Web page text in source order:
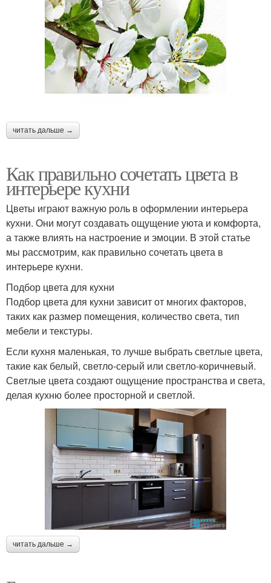
читать дальше →
Как правильно сочетать цвета в
интерьере кухни
Цветы играют важную роль в оформлении интерьера
кухни. Они могут создавать ощущение уюта и комфорта,
а также влиять на настроение и эмоции. В этой статье
мы рассмотрим, как правильно сочетать цвета в
интерьере кухни.
Подбор цвета для кухни
Подбор цвета для кухни зависит от многих факторов,
таких как размер помещения, количество света, тип
мебели и текстуры.
Если кухня маленькая, то лучше выбрать светлые цвета,
такие как белый, светло-серый или светло-коричневый.
Светлые цвета создают ощущение пространства и света,
делая кухню более просторной и светлой.
читать дальше →